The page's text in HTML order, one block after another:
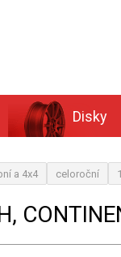
Disky
a 4x4 celoroční